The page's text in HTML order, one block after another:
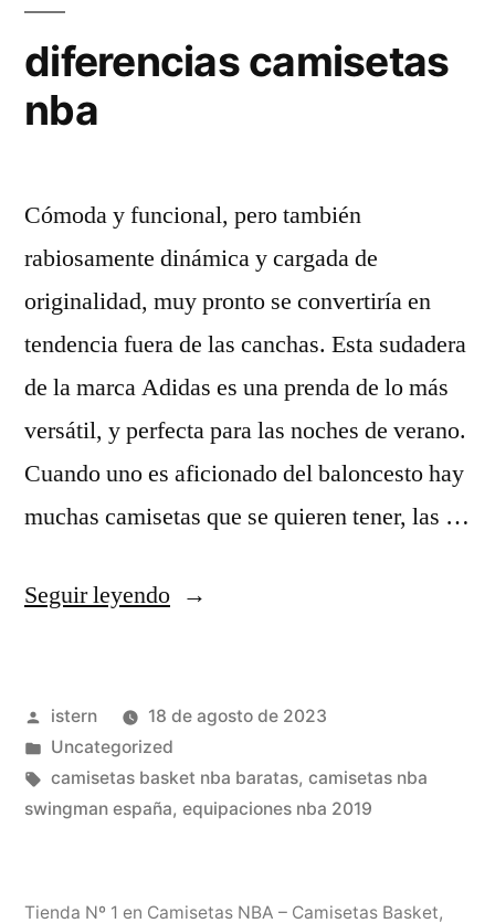
diferencias camisetas
nba
Cómoda y funcional, pero también
rabiosamente dinámica y cargada de
originalidad, muy pronto se convertiría en
tendencia fuera de las canchas. Esta sudadera
de la marca Adidas es una prenda de lo más
versátil, y perfecta para las noches de verano.
Cuando uno es aficionado del baloncesto hay
muchas camisetas que se quieren tener, las …
Seguir leyendo«diferencias
Publicado
por
istern
18 de agosto de 2023
Publicado
en
Uncategorized
Etiquetas:
camisetas basket nba baratas, camisetas nba
swingman españa, equipaciones nba 2019
Tienda Nº 1 en Camisetas NBA – Camisetas Basket,